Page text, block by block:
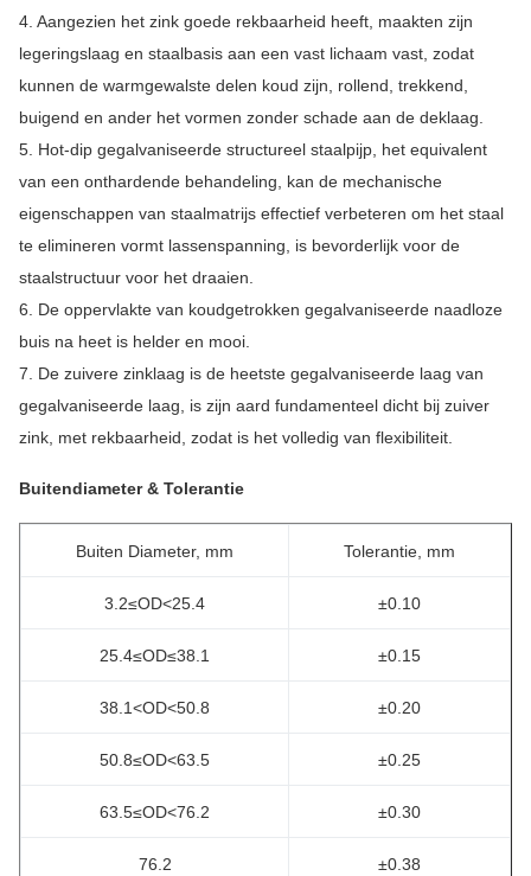
4. Aangezien het zink goede rekbaarheid heeft, maakten zijn
legeringslaag en staalbasis aan een vast lichaam vast, zodat
kunnen de warmgewalste delen koud zijn, rollend, trekkend,
buigend en ander het vormen zonder schade aan de deklaag.
5. Hot-dip gegalvaniseerde structureel staalpijp, het equivalent
van een onthardende behandeling, kan de mechanische
eigenschappen van staalmatrijs effectief verbeteren om het staal
te elimineren vormt lassenspanning, is bevorderlijk voor de
staalstructuur voor het draaien.
6. De oppervlakte van koudgetrokken gegalvaniseerde naadloze
buis na heet is helder en mooi.
7. De zuivere zinklaag is de heetste gegalvaniseerde laag van
gegalvaniseerde laag, is zijn aard fundamenteel dicht bij zuiver
zink, met rekbaarheid, zodat is het volledig van flexibiliteit.
Buitendiameter & Tolerantie
Buiten Diameter, mm Tolerantie, mm
3.2≤OD<25.4 ±0.10
25.4≤OD≤38.1 ±0.15
38.1<OD<50.8 ±0.20
50.8≤OD<63.5 ±0.25
63.5≤OD<76.2 ±0.30
76.2 ±0.38